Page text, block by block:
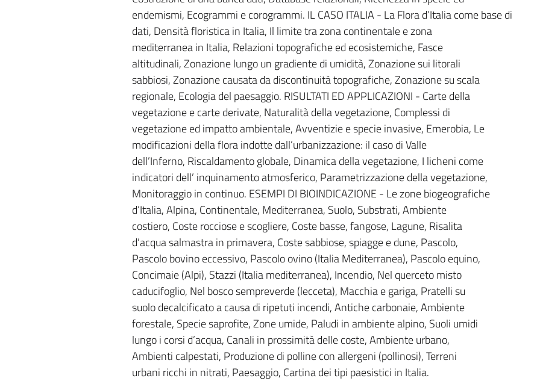
endemismi, Ecogrammi e corogrammi. IL CASO ITALIA - La Flora d’Italia come base di
dati, Densità floristica in Italia, Il limite tra zona continentale e zona
mediterranea in Italia, Relazioni topografiche ed ecosistemiche, Fasce
altitudinali, Zonazione lungo un gradiente di umidità, Zonazione sui litorali
sabbiosi, Zonazione causata da discontinuità topografiche, Zonazione su scala
regionale, Ecologia del paesaggio. RISULTATI ED APPLICAZIONI - Carte della
vegetazione e carte derivate, Naturalità della vegetazione, Complessi di
vegetazione ed impatto ambientale, Avventizie e specie invasive, Emerobia, Le
modificazioni della flora indotte dall’urbanizzazione: il caso di Valle
dell’Inferno, Riscaldamento globale, Dinamica della vegetazione, I licheni come
indicatori dell’ inquinamento atmosferico, Parametrizzazione della vegetazione,
Monitoraggio in continuo. ESEMPI DI BIOINDICAZIONE - Le zone biogeografiche
d’Italia, Alpina, Continentale, Mediterranea, Suolo, Substrati, Ambiente
costiero, Coste rocciose e scogliere, Coste basse, fangose, Lagune, Risalita
d’acqua salmastra in primavera, Coste sabbiose, spiagge e dune, Pascolo,
Pascolo bovino eccessivo, Pascolo ovino (Italia Mediterranea), Pascolo equino,
Concimaie (Alpi), Stazzi (Italia mediterranea), Incendio, Nel querceto misto
caducifoglio, Nel bosco sempreverde (lecceta), Macchia e gariga, Pratelli su
suolo decalcificato a causa di ripetuti incendi, Antiche carbonaie, Ambiente
forestale, Specie saprofite, Zone umide, Paludi in ambiente alpino, Suoli umidi
lungo i corsi d’acqua, Canali in prossimità delle coste, Ambiente urbano,
Ambienti calpestati, Produzione di polline con allergeni (pollinosi), Terreni
urbani ricchi in nitrati, Paesaggio, Cartina dei tipi paesistici in Italia.